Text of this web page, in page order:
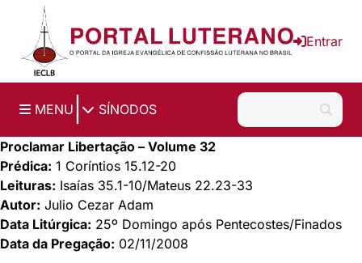
Ir para o conteúdo principal
Entrar
MENU SÍNODOS
Proclamar Libertação – Volume 32
Prédica: 1 Coríntios 15.12-20
Leituras: Isaías 35.1-10/Mateus 22.23-33
Autor: Julio Cezar Adam
Data Litúrgica: 25º Domingo após Pentecostes/Finados
Data da Pregação: 02/11/2008